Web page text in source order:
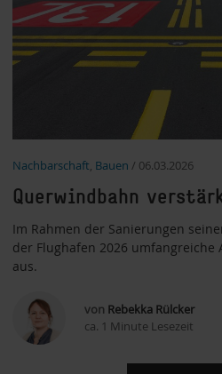
Nachbarschaft, Bauen / 06.03.2026
Querwindbahn
Im Rahmen der Sanierungen
der Flughafen 2026 umfangreiche
aus.
von Rebekka Rülcker
ca. 1 Minute Lesezeit